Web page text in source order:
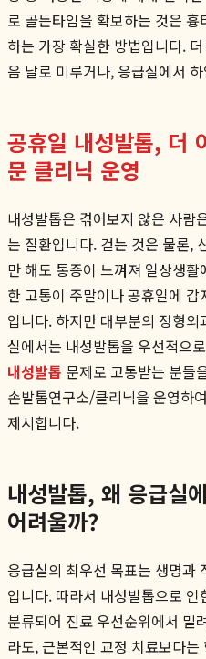
로 골든타임을 확보하는 것은
하는 가장 확실한 방법입니다.
음 날로 미루거나, 응급실에서
공휴일 내성발톱, 더
문 클리닉 운영
내성발톱은 겪어보지 않은 사람
는 질환입니다. 걷는 것은 물론,
만 해도 통증이 느껴져 일상생
한 고통이 주말이나 공휴일에
입니다. 하지만 대부분의 정형
실에서는 내성발톱을 우선적으
내성발톱 문제로 고통받는 분들
손발톱연구소/클리닉을 운영하
제시합니다.
내성발톱, 왜 응급실
어려울까?
응급실의 최우선 목표는 생명과
입니다. 따라서 내성발톱으로
분류되어 진료 우선순위에서 밀
라도, 근본적인 교정 치료보다